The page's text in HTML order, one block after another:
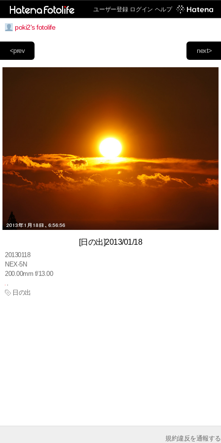
ユーザー登録 ログイン ヘルプ
poki2's fotolife
next>
<prev
[日の出]2013/01/18
20130118
NEX-5N
200.00mm f/13.00
日の出
規約違反を通報する